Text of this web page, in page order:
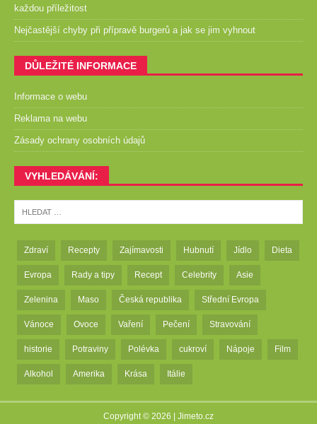
každou příležitost
Nejčastější chyby při přípravě burgerů a jak se jim vyhnout
DŮLEŽITÉ INFORMACE
Informace o webu
Reklama na webu
Zásady ochrany osobních údajů
VYHLEDÁVÁNÍ:
Zdraví Recepty Zajímavosti Hubnutí Jídlo Dieta
Evropa Rady a tipy Recept Celebrity Asie
Zelenina Maso Česká republika Střední Evropa
Vánoce Ovoce Vaření Pečení Stravování
historie Potraviny Polévka cukroví Nápoje Film
Alkohol Amerika Krása Itálie
Copyright © 2026 | Jimeto.cz